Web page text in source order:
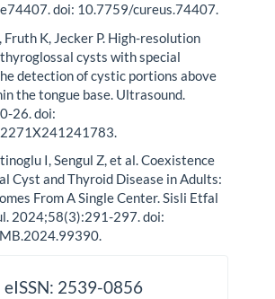
doi: 10.7759/cureus.74407.
Fruth K, Jecker P. High-resolution
cysts with special
detection of cystic portions above
the tongue base. Ultrasound.
26. doi:
I, Sengul Z, et al. Coexistence
Cyst and Thyroid Disease in Adults:
From A Single Center. Sisli Etfal
2024;58(3):291-297. doi:
eISSN: 2539-0856